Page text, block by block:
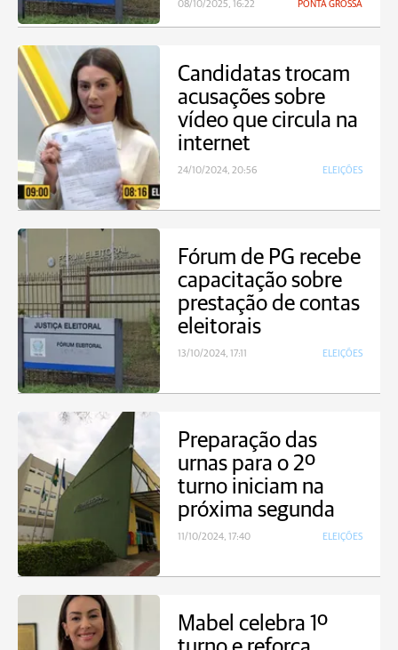
08/10/2025, 16:22 PONTA GROSSA
Candidatas trocam
acusações sobre
vídeo que circula na
internet
24/10/2024, 20:56 ELEIÇÕES
Fórum de PG recebe
capacitação sobre
prestação de contas
eleitorais
13/10/2024, 17:11 ELEIÇÕES
Preparação das
urnas para o 2º
turno iniciam na
próxima segunda
11/10/2024, 17:40 ELEIÇÕES
Mabel celebra 1º